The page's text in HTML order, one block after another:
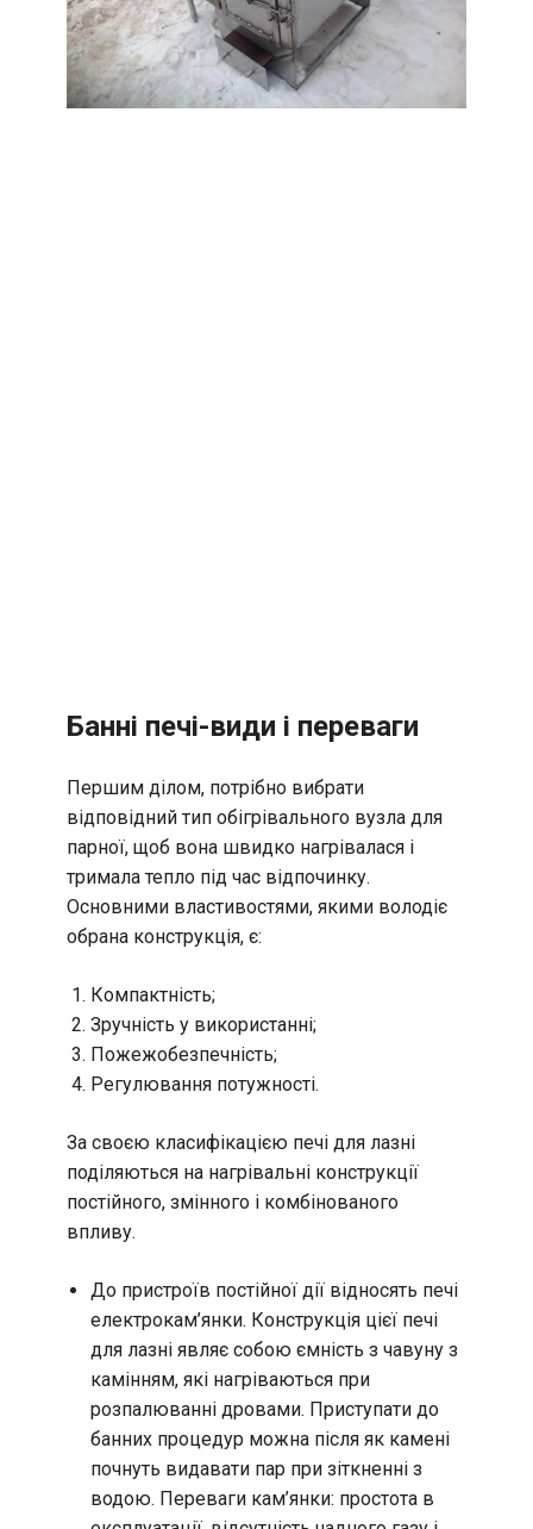
Банні печі-види і переваги
Першим ділом, потрібно вибрати
відповідний тип обігрівального вузла для
парної, щоб вона швидко нагрівалася і
тримала тепло під час відпочинку.
Основними властивостями, якими володіє
обрана конструкція, є:
Компактність;
Зручність у використанні;
Пожежобезпечність;
Регулювання потужності.
За своєю класифікацією печі для лазні
поділяються на нагрівальні конструкції
постійного, змінного і комбінованого
впливу.
До пристроїв постійної дії відносять печі
електрокам’янки. Конструкція цієї печі
для лазні являє собою ємність з чавуну з
камінням, які нагріваються при
розпалюванні дровами. Приступати до
банних процедур можна після як камені
почнуть видавати пар при зіткненні з
водою. Переваги кам’янки: простота в